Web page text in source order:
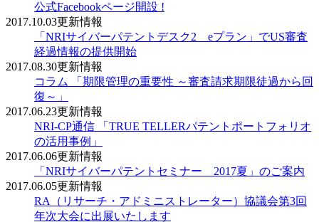
公式Facebookページ開設 !
2017.10.03更新情報
「NRIサイバーパテントデスク2 eプラン」でUS審査
経過情報の提供開始
2017.08.30更新情報
コラム 「期限管理の重要性 ～審査請求期限徒過から回
復～」
2017.06.23更新情報
NRI-CP通信 「TRUE TELLERパテントポートフォリオ
の活用事例」
2017.06.06更新情報
「NRIサイバーパテントセミナー 2017夏」のご案内
2017.06.05更新情報
RA（リサーチ・アドミニストレーター）協議会第3回
年次大会に出展いたします